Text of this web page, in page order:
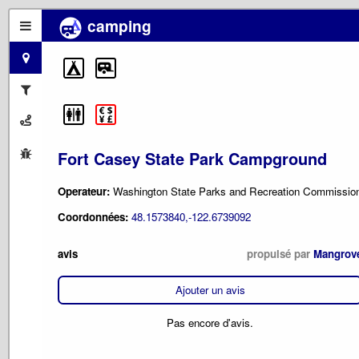
camping
Fort Casey State Park Campground
Operateur: Washington State Parks and Recreation
Coordonnées: 48.1573840,-122.6739092
avis propulsé par
Ajouter un avis
Pas encore d'avis.